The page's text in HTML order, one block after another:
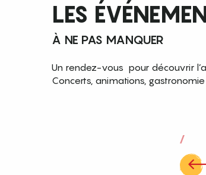
LES
À NE PAS MANQUER
Un rendez-vous pour découvrir
Concerts, animations,